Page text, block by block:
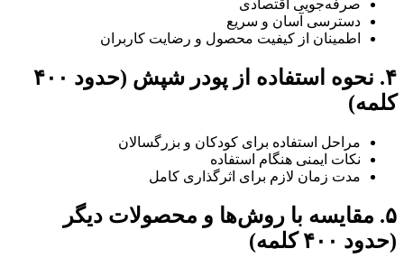
صرفه‌جویی اقتصادی
دسترسی آسان و سریع
اطمینان از کیفیت محصول و رضایت کاربران
۴. نحوه استفاده از پودر شپش (حدود ۴۰۰
کلمه)
مراحل استفاده برای کودکان و بزرگسالان
نکات ایمنی هنگام استفاده
مدت زمان لازم برای اثرگذاری کامل
۵. مقایسه با روش‌ها و محصولات دیگر
(حدود ۴۰۰ کلمه)